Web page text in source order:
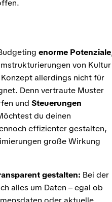
enorme Potenziale
von Kultur
allerdings nicht für
Denn vertraute Muster
und Steuerungen
du deinen
effizienter gestalten,
große Wirkung
gestalten: Bei der
alles um Daten – egal ob